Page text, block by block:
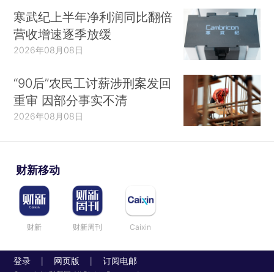
寒武纪上半年净利润同比翻倍
营收增速逐季放缓
2026年08月08日
“90后”农民工讨薪涉刑案发回
重审 因部分事实不清
2026年08月08日
财新移动
财新 财新周刊 Caixin
登录 网页版 订阅电邮